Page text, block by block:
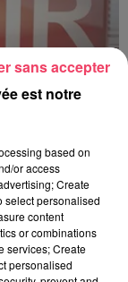
est notre
based on
or access
Create
select personalised
content
or combinations
services; Create
personalised
sans accepter